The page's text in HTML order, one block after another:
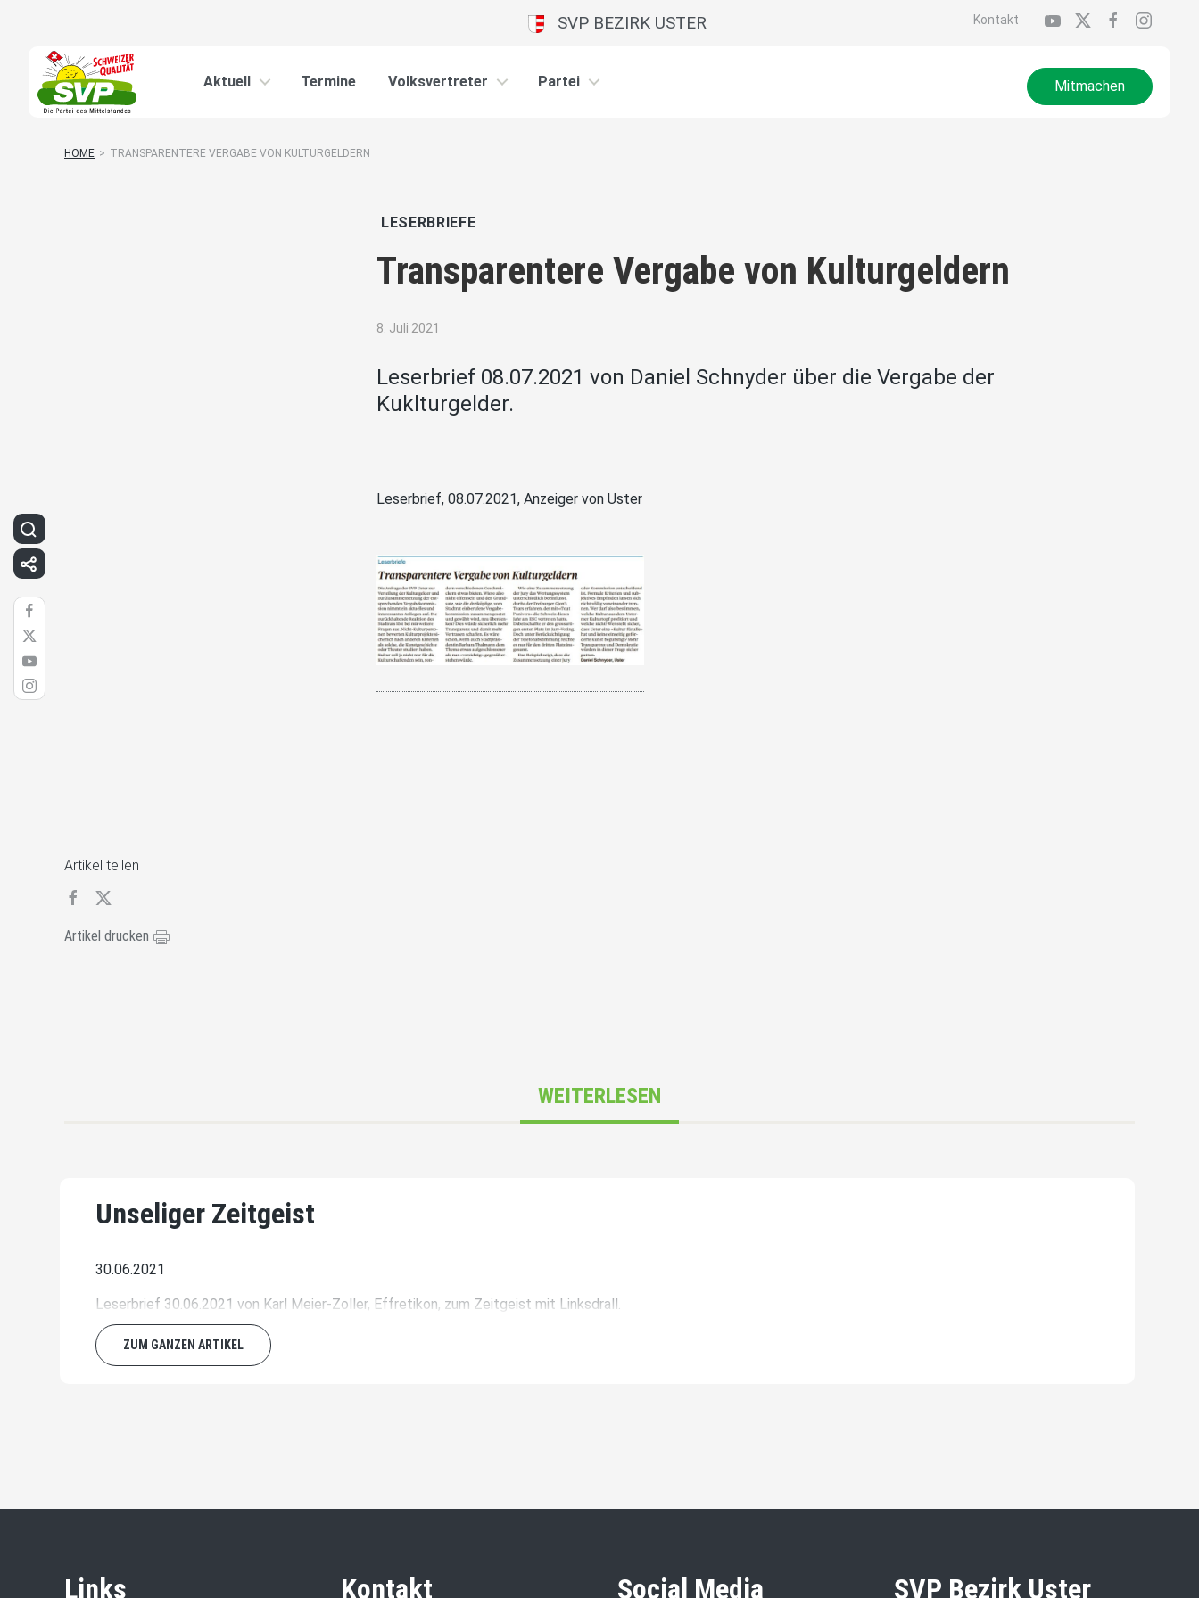
Kontakt
SVP BEZIRK USTER
Aktuell Termine Volksvertreter Partei Mitmachen
HOME > TRANSPARENTERE VERGABE VON KULTURGELDERN
LESERBRIEFE
Transparentere Vergabe von Kulturgeldern
8. Juli 2021
Leserbrief 08.07.2021 von Daniel Schnyder über die Vergabe der
Kuklturgelder.
Leserbrief, 08.07.2021, Anzeiger von Uster
Artikel teilen
Artikel drucken
WEITERLESEN
Unseliger Zeitgeist
30.06.2021
Leserbrief 30.06.2021 von Karl Meier-Zoller, Effretikon, zum Zeitgeist mit Linksdrall.
ZUM GANZEN ARTIKEL
Links Kontakt Social Media SVP Bezirk Uster